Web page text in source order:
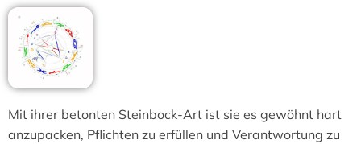
Mit ihrer betonten Steinbock-Art ist sie es gewöhnt hart
anzupacken, Pflichten zu erfüllen und Verantwortung zu